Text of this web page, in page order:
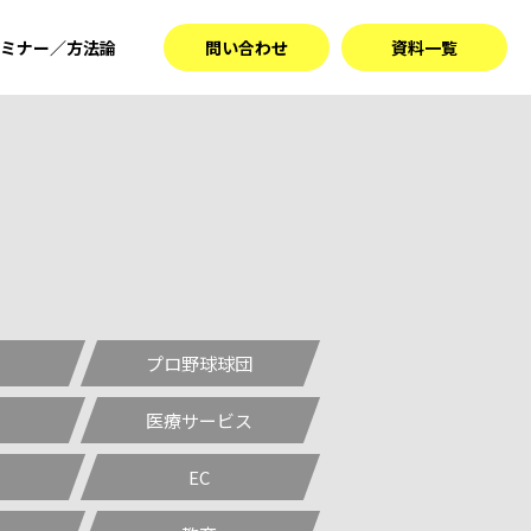
ナー／方法論 問い合わせ 資料一覧
プロ野球球団
医療サービス
EC